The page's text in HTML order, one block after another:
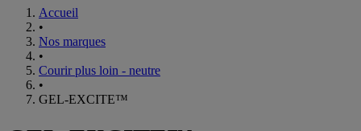
Accueil
•
Nos marques
•
Courir plus loin - neutre
•
GEL-EXCITE™